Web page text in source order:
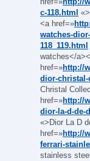
c-118.html
<a href=»
watches-
118_119.html
watches</
href=»http://
dior-christal-
Christal
href=»http://
dior-la-d-de-
«>Dior La D
href=»http://
ferrari-
stainless